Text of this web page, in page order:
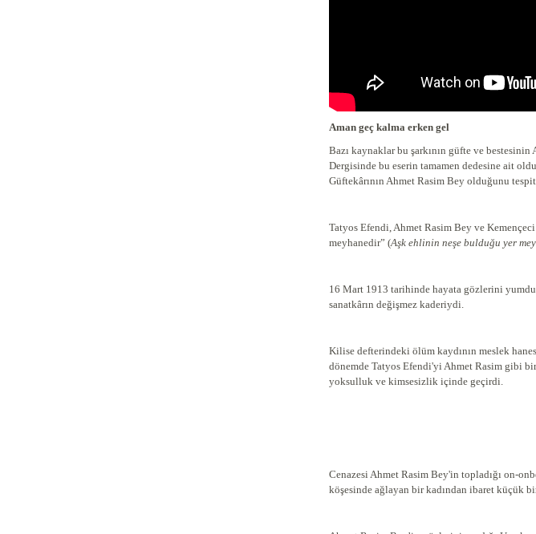
Aman geç kalma erken gel
Bazı kaynaklar bu şarkının güfte ve
Dergisinde bu eserin tamamen dedesine ait
Güftekârının Ahmet Rasim Bey olduğunu
Tatyos Efendi, Ahmet Rasim Bey ve
meyhanedir” (Aşk ehlinin neşe bulduğu yer
16 Mart 1913 tarihinde hayata gözlerini
sanatkârın değişmez kaderiydi.
Kilise defterindeki ölüm kaydının meslek
dönemde Tatyos Efendi'yi Ahmet Rasim gibi
yoksulluk ve kimsesizlik içinde geçirdi.
Cenazesi Ahmet Rasim Bey'in topladığı on-
köşesinde ağlayan bir kadından ibaret küçük